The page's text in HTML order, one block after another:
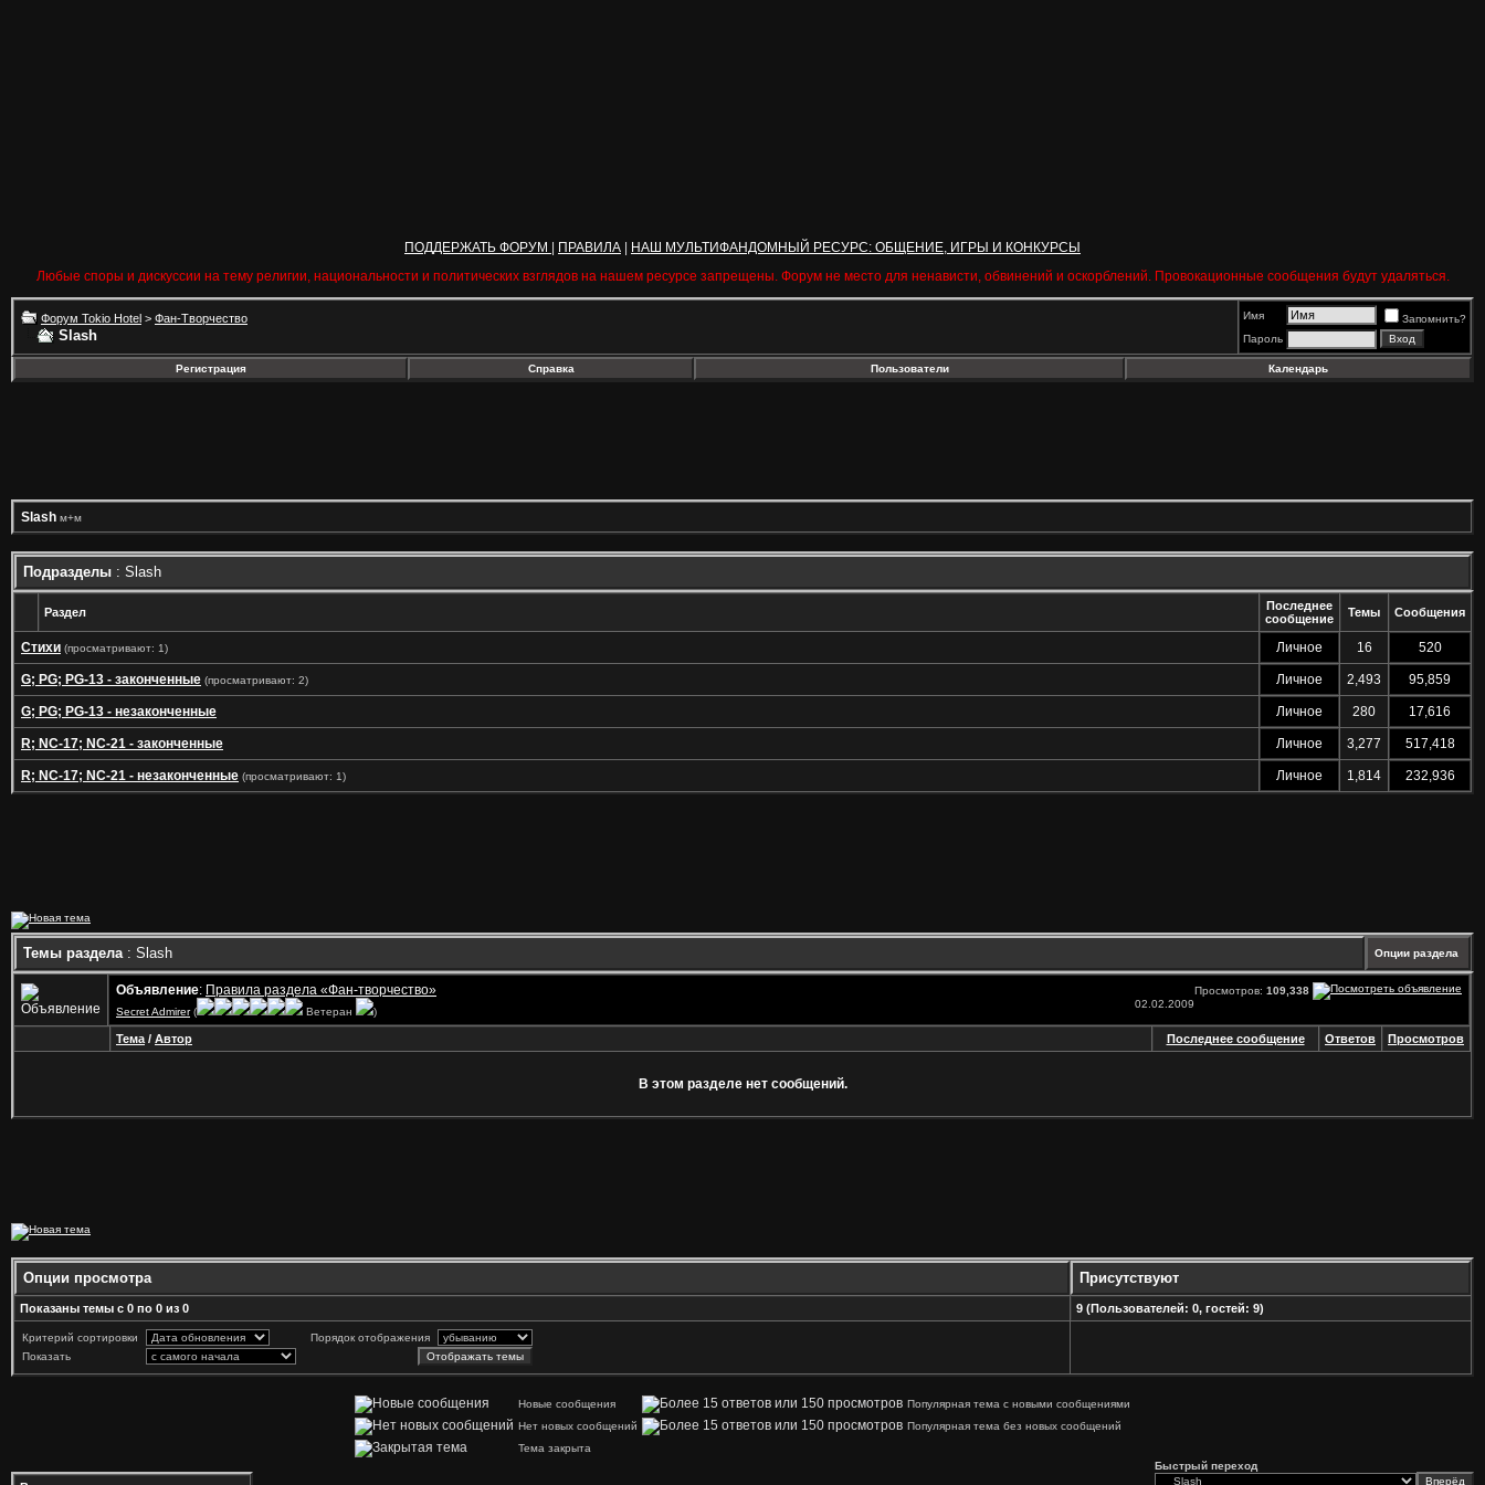
ПОДДЕРЖАТЬ ФОРУМ ПРАВИЛА
НАШ МУЛЬТИФАНДОМНЫЙ РЕСУРС: ОБЩЕНИЕ, ИГРЫ И КОНКУРСЫ
Любые споры и дискуссии на тему религии, национальности и политических взглядов на нашем ресурсе запрещены. Форум не место для ненависти, обвинений и оскорблений. Провокационные сообщения будут удаляться.
Форум Tokio Hotel > Фан-Творчество
Slash
Имя
Запомнить?
Пароль
Регистрация Справка Пользователи Календарь
Slash м+м
Подразделы : Slash
Раздел
Последнее
сообщение
Темы Сообщения
Стихи (просматривают: 1) Личное 16 520
G; PG; PG-13 - законченные (просматривают: 2) Личное 2,493 95,859
G; PG; PG-13 - незаконченные Личное 280 17,616
R; NC-17; NC-21 - законченные Личное 3,277 517,418
R; NC-17; NC-21 - незаконченные (просматривают: 1) Личное 1,814 232,936
Темы раздела: Slash Опции раздела
Просмотров: 109,338
Объявление: Правила раздела «Фан-творчество»
02.02.2009
Secret Admirer( Ветеран )
Тема / Автор Последнее сообщение Ответов Просмотров
В этом разделе нет сообщений.
Опции просмотра Присутствуют
Показаны темы с 0 по 0 из 0 9 (Пользователей: 0, гостей: 9)
Критерий сортировки
Порядок отображения
Показать
Новые сообщения
Популярная тема с новыми сообщениями
Нет новых сообщений
Популярная тема без новых сообщений
Тема закрыта
Быстрый переход